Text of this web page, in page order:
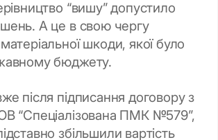
“вишу” допустило
А це в свою чергу
шкоди, якої було
бюджету.
після підписання договору з
“Спеціалізована ПМК №579”,
збільшили вартість